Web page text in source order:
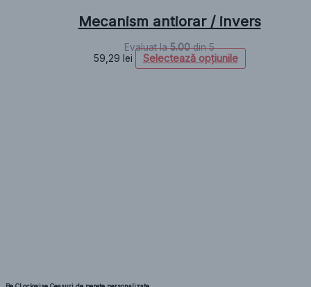
Mecanism antiorar / invers
Evaluat la5.00din 5
59,29 lei Selectează opțiunile